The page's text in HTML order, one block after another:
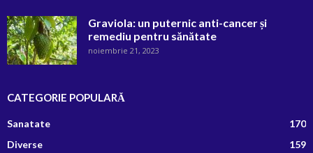
Graviola: un puternic anti-cancer și
remediu pentru sănătate
noiembrie 21, 2023
CATEGORIE POPULARĂ
Sanatate
170
Diverse
159